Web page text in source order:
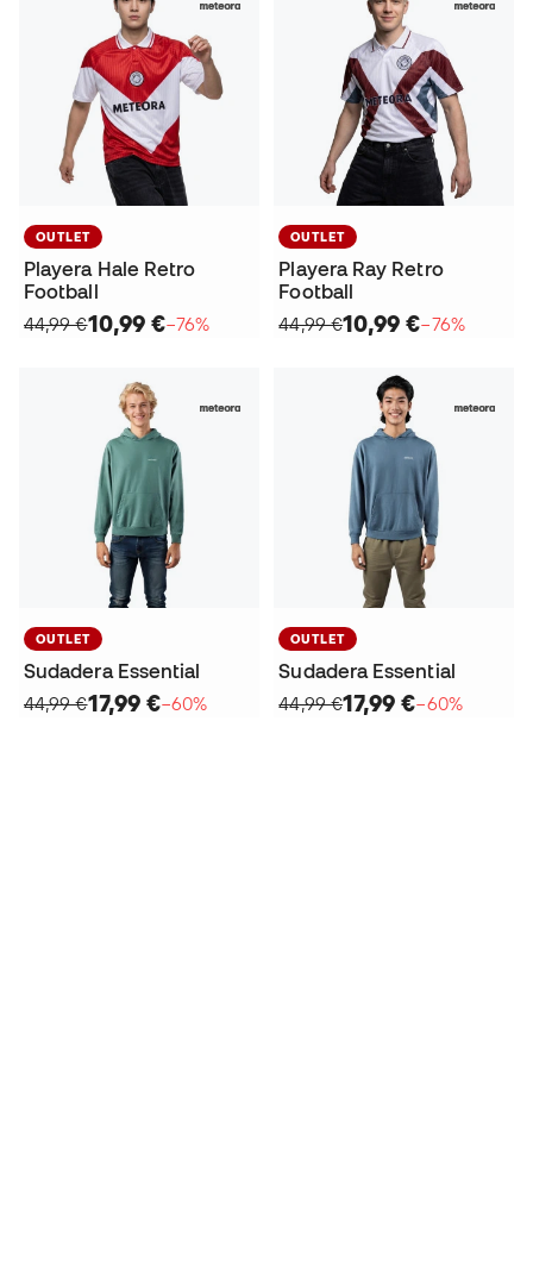
OUTLET
Playera Hale Retro
Football
44,99 €10,99 €−76%
OUTLET
Playera Ray Retro
Football
44,99 €10,99 €−76%
OUTLET
Sudadera Essential
44,99 €17,99 €−60%
OUTLET
Sudadera Essential
44,99 €17,99 €−60%